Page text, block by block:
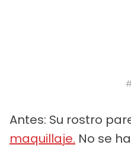
Antes: Su rostro
maquillaje. No se